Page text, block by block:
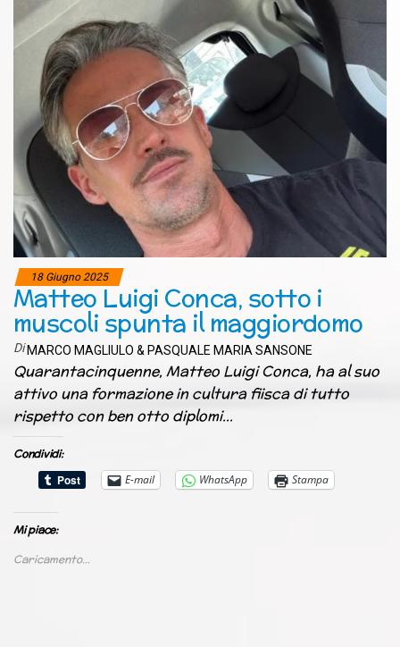
18 Giugno 2025
Matteo Luigi Conca, sotto i
muscoli spunta il maggiordomo
Di MARCO MAGLIULO & PASQUALE MARIA SANSONE
Quarantacinquenne, Matteo Luigi Conca, ha al suo
attivo una formazione in cultura fiisca di tutto
rispetto con ben otto diplomi…
Condividi:
E-mail
WhatsApp Stampa
Mi piace:
Caricamento...